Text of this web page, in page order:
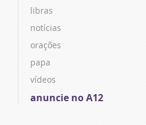
libras
notícias
orações
papa
vídeos
anuncie no A12